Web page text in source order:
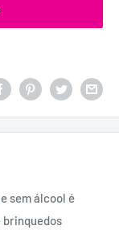
sem álcool é
brinquedos